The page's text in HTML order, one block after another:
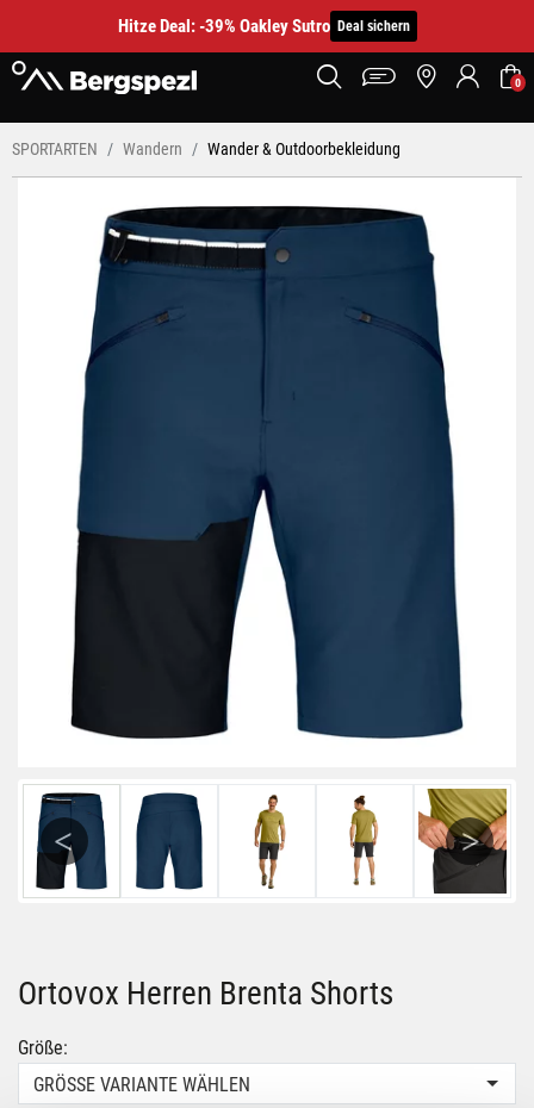
Hitze Deal: -39% Oakley Sutro Deal sichern
0
SPORTARTEN Wandern Wander & Outdoorbekleidung
Previous
Ortovox Herren Brenta Shorts
Größe:
GRÖSSE VARIANTE WÄHLEN